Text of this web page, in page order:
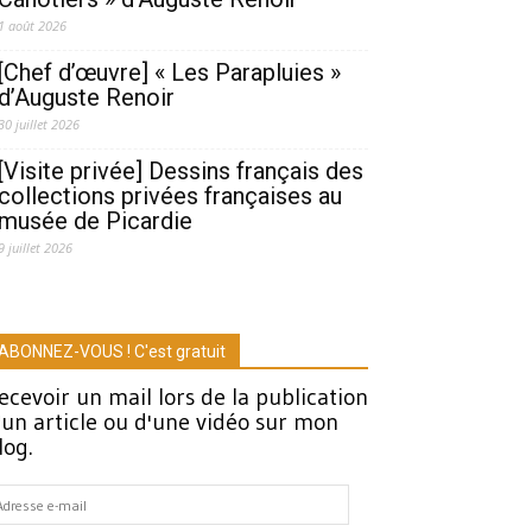
1 août 2026
[Chef d’œuvre] « Les Parapluies »
d’Auguste Renoir
juillet 2026
[Visite privée] Dessins français des
collections privées françaises au
musée de Picardie
juillet 2026
VOUS ! C'est gratuit
un mail lors de la publication
article ou d'une vidéo sur mon